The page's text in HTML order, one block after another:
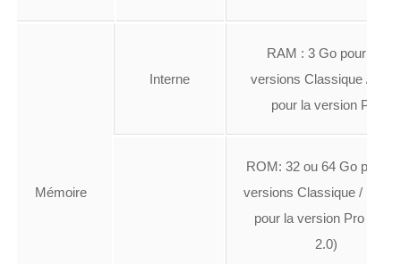
Mémoire
Interne
RAM : 3 Go pour les
versions Classique / 4 Go
pour la version Pro
ROM: 32 ou 64 Go pour
versions Classique / 128
pour la version Pro (UFS
2.0)